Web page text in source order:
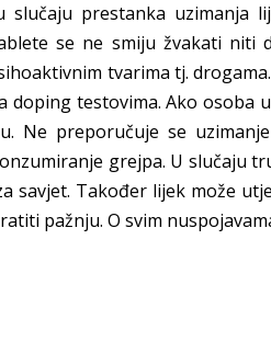
slučaju prestanka uzimanja
se ne smiju žvakati niti
tvarima tj.
doping testovima. Ako osoba
Ne preporučuje se
grejpa. U slučaju
savjet. Također lijek može
pažnju. O svim